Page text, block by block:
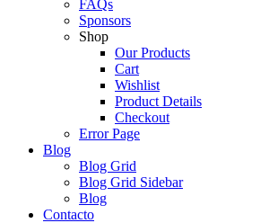
FAQs
Sponsors
Shop
Our Products
Cart
Wishlist
Product Details
Checkout
Error Page
Blog
Blog Grid
Blog Grid Sidebar
Blog
Contacto